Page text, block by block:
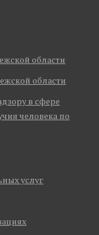
области
области
в сфере
человека по
услуг